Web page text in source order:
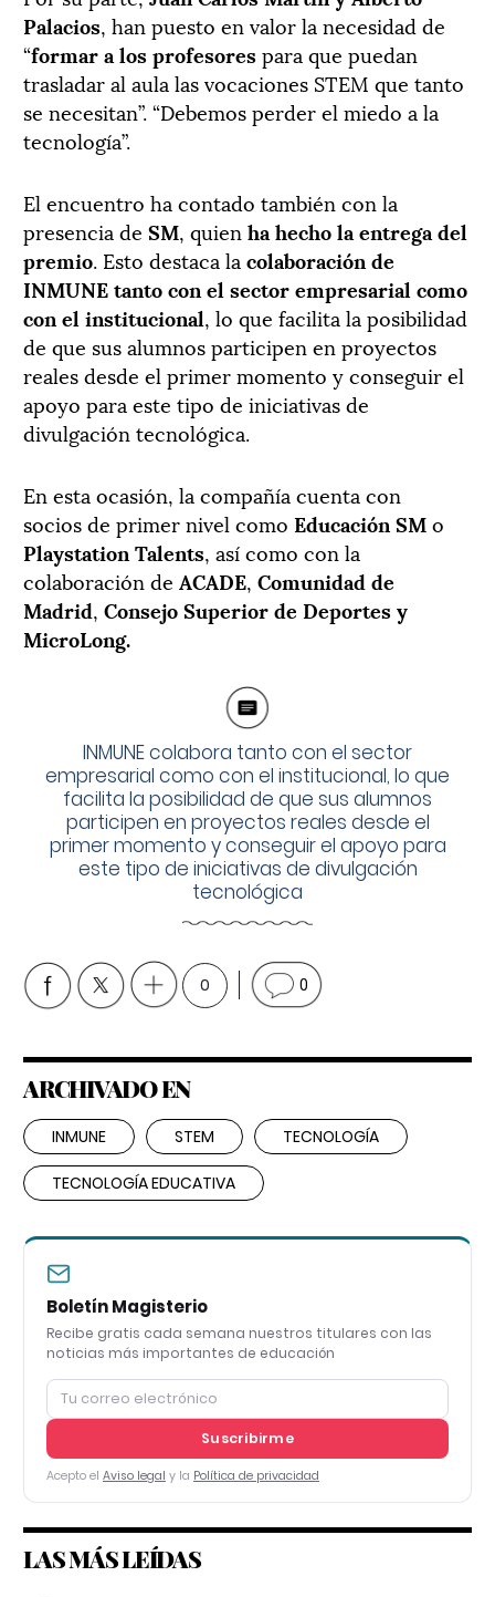
Palacios, han puesto en valor la necesidad de
“formar a los profesorespara que puedan
trasladar al aula las vocaciones STEM que tanto
se necesitan”. “Debemos perder el miedo a la
tecnología”.
El encuentro ha contado también con la
presencia de SM, quien ha hecho la entrega del
premio. Esto destaca la colaboración de
INMUNE tanto con el sector empresarial como
con el institucional, lo que facilita la posibilidad
de que sus alumnos participen en proyectos
reales desde el primer momento y conseguir el
apoyo para este tipo de iniciativas de
divulgación tecnológica.
En esta ocasión, la compañía cuenta con
socios de primer nivel como Educación SMo
Playstation Talents, así como con la
colaboración de ACADE, Comunidad de
Madrid, Consejo Superior de Deportes y
MicroLong.
INMUNE colabora tanto con el sector
empresarial como con el institucional, lo que
facilita la posibilidad de que sus alumnos
participen en proyectos reales desde el
primer momento y conseguir el apoyo para
este tipo de iniciativas de divulgación
tecnológica
0 0
ARCHIVADO EN
INMUNE STEM TECNOLOGÍA
TECNOLOGÍA EDUCATIVA
Boletín Magisterio
Recibe gratis cada semana nuestros titulares con las
noticias más importantes de educación
Suscribirme
Acepto el Aviso legal y la Política de privacidad
LAS MÁS LEÍDAS